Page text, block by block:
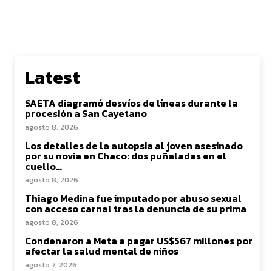
Latest
SAETA diagramó desvíos de líneas durante la
procesión a San Cayetano
agosto 8, 2026
Los detalles de la autopsia al joven asesinado
por su novia en Chaco: dos puñaladas en el
cuello…
agosto 8, 2026
Thiago Medina fue imputado por abuso sexual
con acceso carnal tras la denuncia de su prima
agosto 8, 2026
Condenaron a Meta a pagar US$567 millones por
afectar la salud mental de niños
agosto 7, 2026